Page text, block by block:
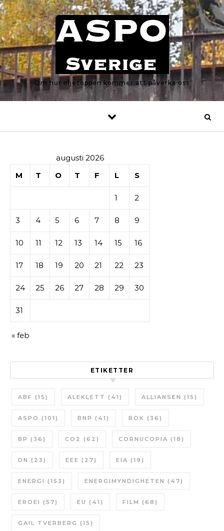
Skip to content
Om hur oljetoppen kommer att påverka oss
augusti 2026
M
T O T F L S
1 2
3 4 5 6 7 8 9
10 11 12 13 14 15 16
17 18 19 20 21 22 23
24 25 26 27 28 29 30
31
« feb
ETIKETTER
ABF (15) ALEKLETT (41) ALLIANSEN (15)
ASPO (101) BNP (41) BOK (36)
BP (36) CO2 (62) CORNUCOPIA (18)
DN (23) EEE (27) EIA (19)
ENERGI (153) ENERGIMYNDIGHETEN (47)
EROEI (57) EU (41) FILM (68)
GAIL TVERBERG (15)